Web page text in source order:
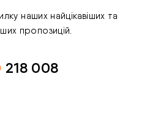
наших найцікавіших та
пропозицій.
218 008